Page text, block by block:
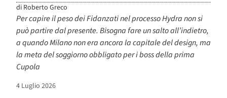
di Roberto Greco
Per capire il peso dei Fidanzati nel processo Hydra non si
può partire dal presente. Bisogna fare un salto all’indietro,
a quando Milano non era ancora la capitale del design, ma
la meta del soggiorno obbligato per i boss della prima
Cupola
4 Luglio 2026